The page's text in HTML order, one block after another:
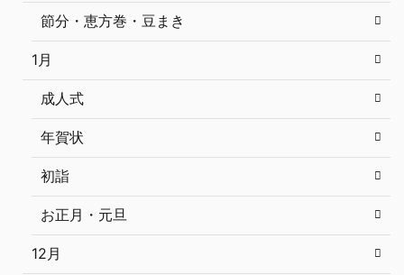
節分・恵方巻・豆まき
1月
成人式
年賀状
初詣
お正月・元旦
12月